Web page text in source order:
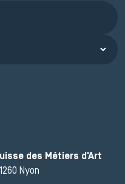
des Métiers d'Art
1260 Nyon